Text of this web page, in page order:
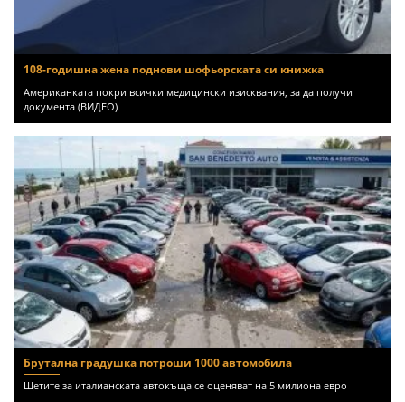
108-годишна жена поднови шофьорската си книжка
Американката покри всички медицински изисквания, за да получи
документа (ВИДЕО)
Брутална градушка потроши 1000 автомобила
Щетите за италианската автокъща се оценяват на 5 милиона евро